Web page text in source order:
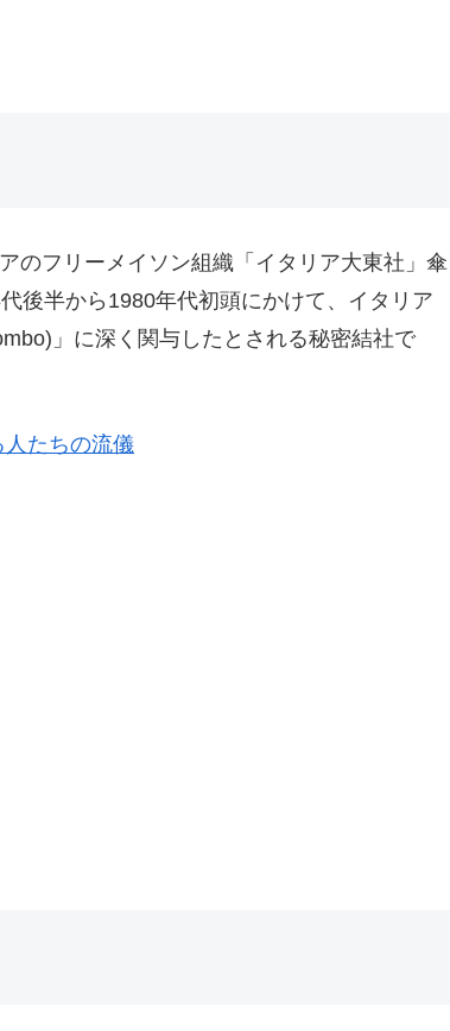
のフリーメイソン組織「イタリア大東社」傘
後半から1980年代初頭にかけて、イタリア
」に深く関与したとされる秘密結社で
たちの流儀